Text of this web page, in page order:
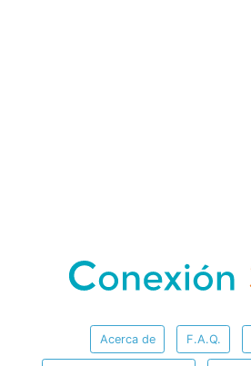
Acerca de F.A.Q.